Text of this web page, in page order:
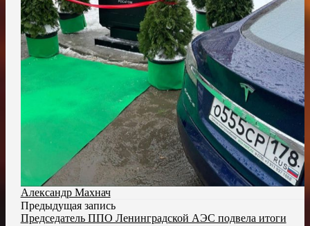
Александр Махнач
Предыдущая запись
Председатель ППО Ленинградской АЭС подвела итоги